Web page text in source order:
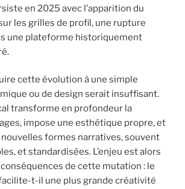
en 2025 avec l’apparition du
les grilles de profil, une rupture
une plateforme historiquement
cette évolution à une simple
ou de design serait insuffisant.
transforme en profondeur la
impose une esthétique propre, et
formes narratives, souvent
et standardisées. L’enjeu est alors
de cette mutation : le
t-il une plus grande créativité